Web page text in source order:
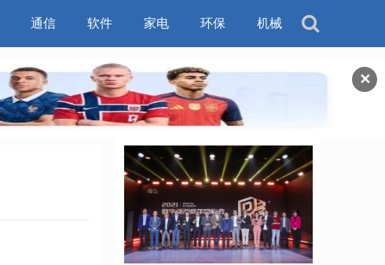
✕
通信 软件 家电 环保 机械